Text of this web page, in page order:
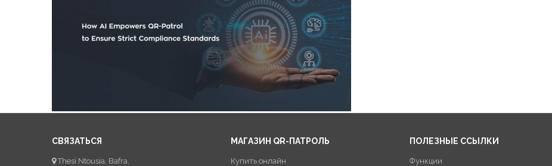
СВЯЗАТЬСЯ
Thesi Ntousia, Bafra,
МАГАЗИН QR-ПАТРОЛЬ
Купить онлайн
ПОЛЕЗНЫЕ ССЫЛКИ
Функции